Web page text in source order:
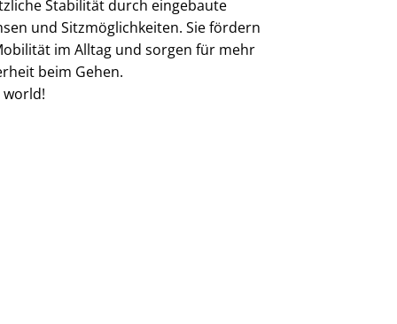
Stabilität durch eingebaute
und Sitzmöglichkeiten. Sie fördern
im Alltag und sorgen für mehr
beim Gehen.